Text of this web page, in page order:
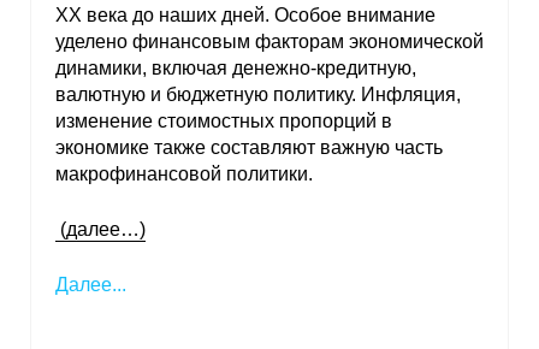
ХХ века до наших дней. Особое внимание
уделено финансовым факторам экономической
динамики, включая денежно-кредитную,
валютную и бюджетную политику. Инфляция,
изменение стоимостных пропорций в
экономике также составляют важную часть
макрофинансовой политики.
(далее…)
Далее...